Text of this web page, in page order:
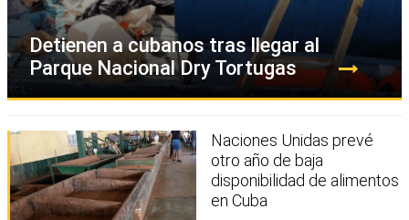
Detienen a cubanos tras llegar al
Parque Nacional Dry Tortugas
Naciones Unidas prevé
otro año de baja
disponibilidad de alimentos
en Cuba